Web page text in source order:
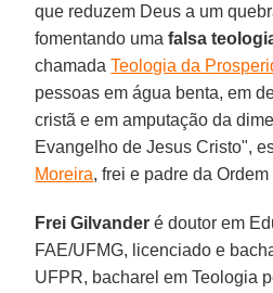
que reduzem Deus a um
fomentando uma falsa
chamadaTeologia da
pessoas em água benta, em
cristã e em amputação da
Evangelho de Jesus Cristo",
Moreira, frei e padre da
Frei Gilvander é doutor em
FAE/UFMG, licenciado e
UFPR, bacharel em Teologia